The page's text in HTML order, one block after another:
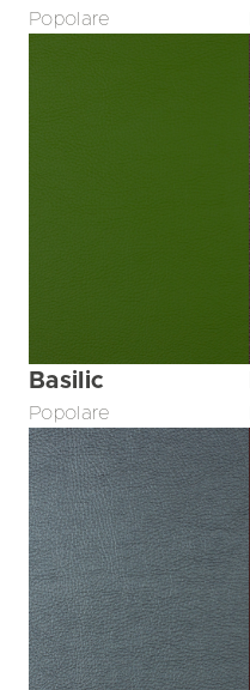
Popolare
Basilic
Popolare